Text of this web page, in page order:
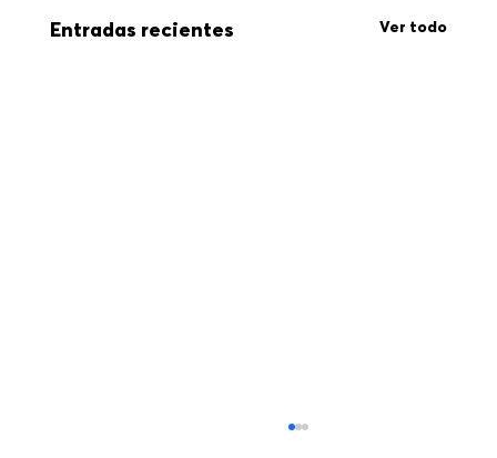
Entradas recientes Ver todo